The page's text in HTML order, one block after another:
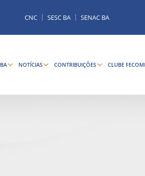
CNC SESC BA SENAC BA
NOTÍCIAS CONTRIBUIÇÕES CLUBE